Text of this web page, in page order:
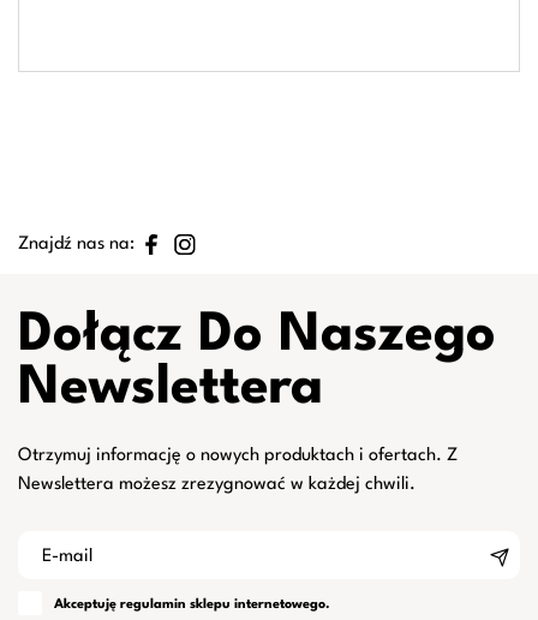
Znajdź nas na:
Dołącz Do Naszego
Newslettera
Otrzymuj informację o nowych produktach i ofertach. Z
Newslettera możesz zrezygnować w każdej chwili.
Akceptuję regulamin sklepu internetowego.